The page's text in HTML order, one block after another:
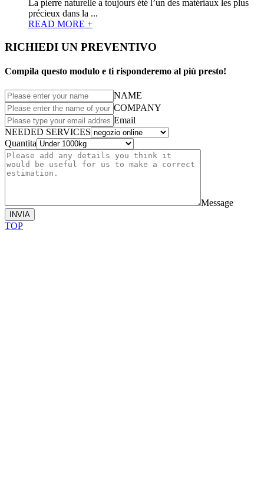
La pierre naturelle a toujours été l’un des matériaux les plus
précieux dans la ...
READ MORE +
RICHIEDI UN PREVENTIVO
Compila questo modulo e ti risponderemo al più presto!
NAME
COMPANY
Email
NEEDED SERVICES
Quantita
Message
INVIA
TOP